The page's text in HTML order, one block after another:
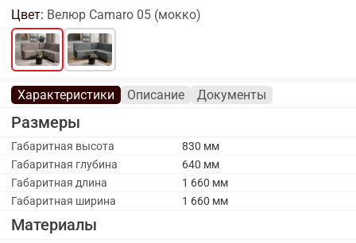
Цвет: Велюр Camaro 05 (мокко)
Характеристики Описание Документы
Размеры
Габаритная высота
830 мм
Габаритная глубина
640 мм
Габаритная длина
1 660 мм
Габаритная ширина
1 660 мм
Материалы